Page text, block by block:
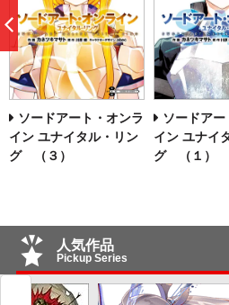
ソードアート・オンラ
イン ユナイタル・リン
グ （３）
ソードアー
イン ユナイ
グ （１）
前
へ
人気作品
Pickup Series